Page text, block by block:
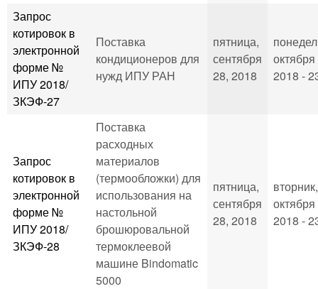
Запрос
котировок в
электронной
форме №
ИПУ 2018/
ЗКЭФ-27
Поставка
кондиционеров для
нужд ИПУ РАН
пятница,
сентября
28, 2018
2018 -
Запрос
котировок в
электронной
форме №
ИПУ 2018/
ЗКЭФ-28
Поставка
расходных
материалов
(термообложки) для
использования на
настольной
брошюровальной
термоклеевой
машине Bindomatic
5000
пятница,
сентября
28, 2018
вторник,
2018 -